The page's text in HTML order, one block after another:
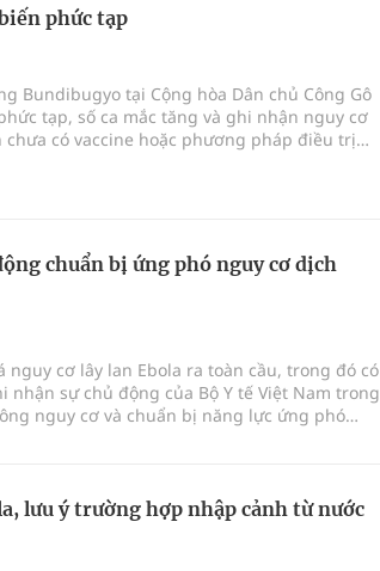
phức tạp
Bundibugyo tại Cộng hòa Dân chủ Công Gô
tạp, số ca mắc tăng và ghi nhận nguy cơ
có vaccine hoặc phương pháp điều trị
chuẩn bị ứng phó nguy cơ dịch
nguy cơ lây lan Ebola ra toàn cầu, trong đó có
nhận sự chủ động của Bộ Y tế Việt Nam trong
nguy cơ và chuẩn bị năng lực ứng phó
lưu ý trường hợp nhập cảnh từ nước